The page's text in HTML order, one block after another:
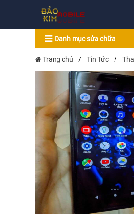
Danh mục sửa chữa
Trang chủ / Tin Tức /